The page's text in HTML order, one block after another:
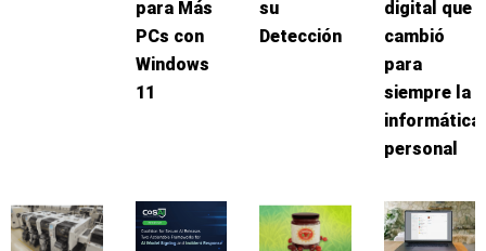
para Más
PCs con
Windows
11
su
Detección
digital que
cambió
para
siempre la
informática
personal